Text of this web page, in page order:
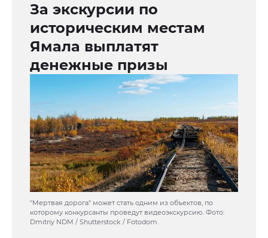
За экскурсии по
историческим местам
Ямала выплатят
денежные призы
"Мертвая дорога" может стать одним из объектов, по
которому конкурсанты проведут видеоэкскурсию. Фото:
Dmitriy NDM / Shutterstock / Fotodom